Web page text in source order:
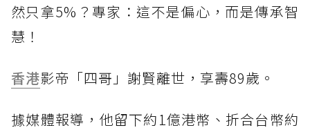
然只拿5%？專家：這不是偏心，而是傳承智
慧！
香港影帝「四哥」謝賢離世，享壽89歲。
據媒體報導，他留下約1億港幣、折合台幣約